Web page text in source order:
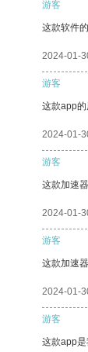
游客
这款软件
2024-01-
游客
这款app的
2024-01-
游客
这款加速
2024-01-
游客
这款加速
2024-01-
游客
这款app是